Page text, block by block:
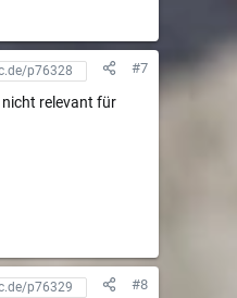
#7
nicht relevant für
#8